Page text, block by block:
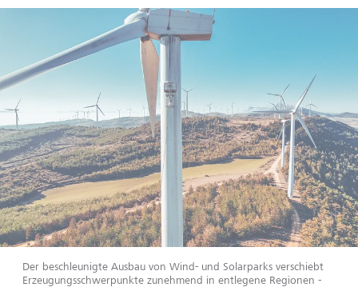
Der beschleunigte Ausbau von Wind- und Solarparks verschiebt
Erzeugungsschwerpunkte zunehmend in entlegene Regionen -